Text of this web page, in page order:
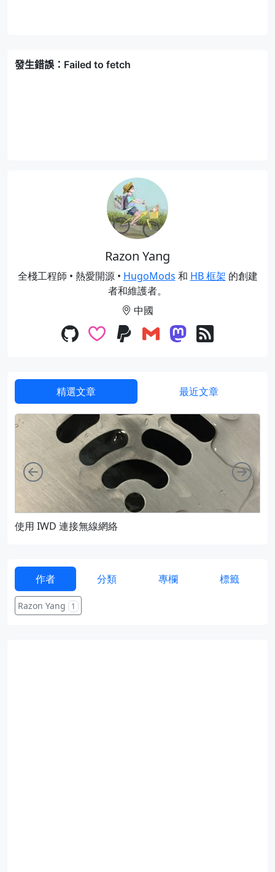
Razon Yang
全棧工程師 • 熱愛開源 • HugoMods 和 HB 框架 的創建
者和維護者。
中國
精選文章 最近文章
使用 IWD 連接無線網絡
向左 向右
作者 分類 專欄 標籤
Razon Yang 1